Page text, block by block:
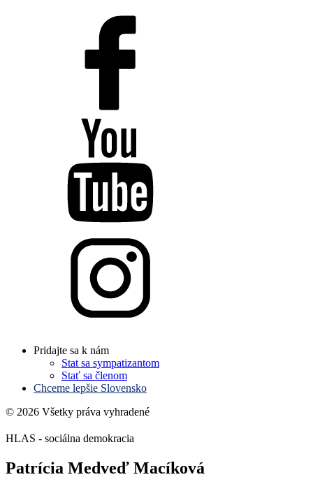
Pridajte sa k nám
Stat sa sympatizantom
Stať sa členom
Chceme lepšie Slovensko
© 2026 Všetky práva vyhradené
HLAS - sociálna demokracia
Patrícia Medveď Macíková